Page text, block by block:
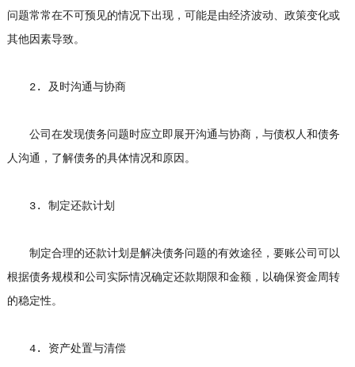
问题常常在不可预见的情况下出现，可能是由经济波动、政策变化或
其他因素导致。
2. 及时沟通与协商
公司在发现债务问题时应立即展开沟通与协商，与债权人和债务
人沟通，了解债务的具体情况和原因。
3. 制定还款计划
制定合理的还款计划是解决债务问题的有效途径，要账公司可以
根据债务规模和公司实际情况确定还款期限和金额，以确保资金周转
的稳定性。
4. 资产处置与清偿